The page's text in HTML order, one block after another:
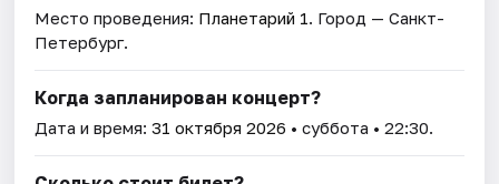
Место проведения: Планетарий 1. Город — Санкт-
Петербург.
Когда запланирован концерт?
Дата и время:31 октября 2026 • суббота • 22:30.